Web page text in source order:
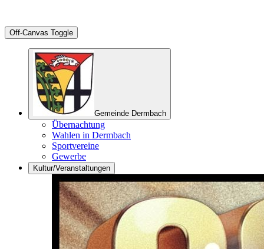
Off-Canvas Toggle
Gemeinde Dermbach
Übernachtung
Wahlen in Dermbach
Sportvereine
Gewerbe
Kultur/Veranstaltungen